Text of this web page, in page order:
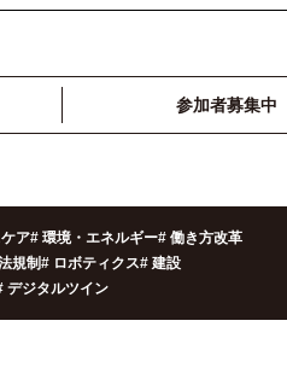
参加者募集中
ア# 環境・エネルギー# 働き方改革
規制# ロボティクス# 建設
デジタルツイン